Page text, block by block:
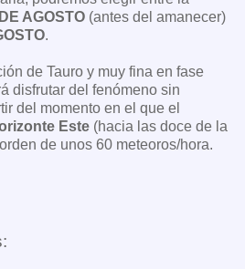
AGOSTO (antes del amanecer)
.
de Tauro y muy fina en fase
disfrutar del fenómeno sin
del momento en el que el
Este (hacia las doce de la
de unos 60 meteoros/hora.